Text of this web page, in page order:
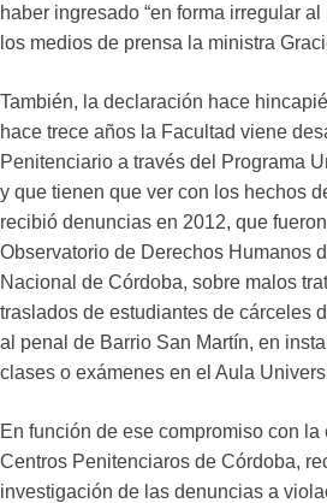
haber ingresado “en forma irregular
los medios de prensa la ministra
También, la declaración hace
hace trece años la Facultad viene
Penitenciario a través del Programa
y que tienen que ver con los hechos
recibió denuncias en 2012, que
Observatorio de Derechos Humanos
Nacional de Córdoba, sobre malos
traslados de estudiantes de cárceles
al penal de Barrio San Martín, en
clases o exámenes en el Aula
En función de ese compromiso con
Centros Penitenciaros de Córdoba,
investigación de las denuncias a